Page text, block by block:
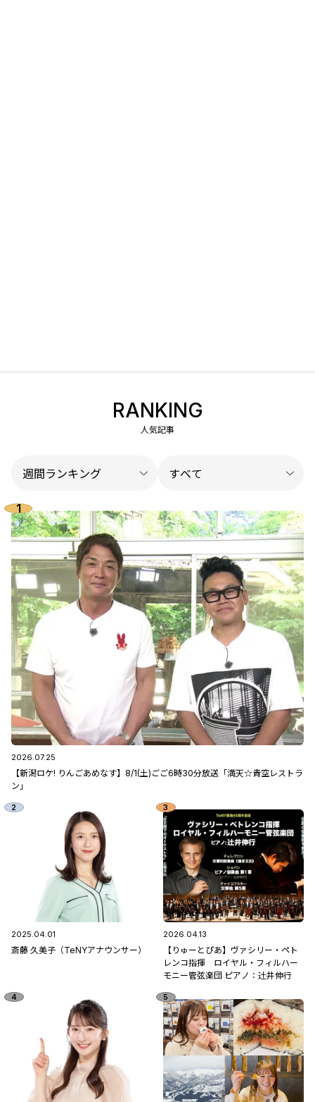
RANKING
人気記事
2026.07.25
【新潟ロケ! りんごあめなす】8/1(土)ごご6時30分放送「満天☆青空レストラ
ン」
2025.04.01
斎藤 久美子（TeNYアナウンサー）
2026.04.13
【りゅーとぴあ】ヴァシリー・ペト
レンコ指揮 ロイヤル・フィルハー
モニー管弦楽団 ピアノ：辻󠄀井伸行